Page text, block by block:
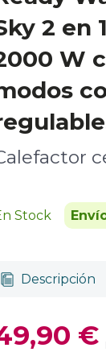
2 en
W
Stock
Descripción
€